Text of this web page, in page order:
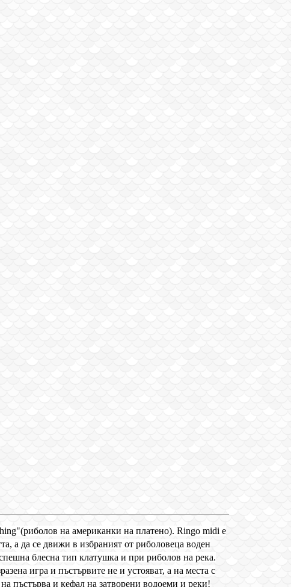
на американки на платено). Ringo midi e
а да се движи в избраният от риболовеца воден
блесна тип клатушка и при риболов на река.
игра и пъстървите не и устояват, а на места с
пъстърва и кефал на затворени водоеми и реки!